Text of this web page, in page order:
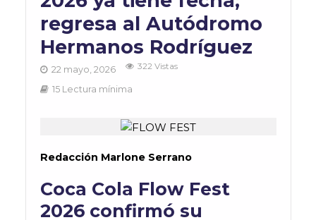
regresa al Autódromo
Hermanos Rodríguez
22 mayo, 2026 322 Vistas
15 Lectura mínima
Redacción Marlone Serrano
Coca Cola Flow Fest
2026 confirmó su